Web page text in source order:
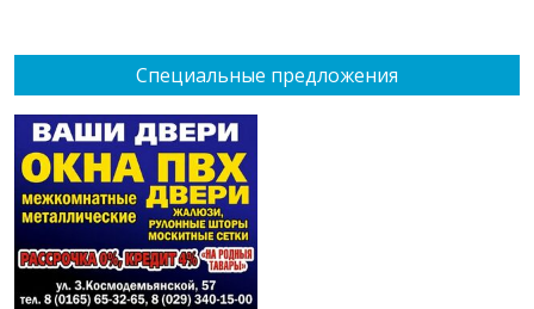
Специальные предложения